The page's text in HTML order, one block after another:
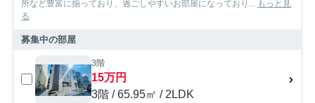
所など豊富に揃っており、過ごしやすいお部屋になっており... もっと見
る
募集中の部屋
3階
15万円
3階 / 65.95㎡ / 2LDK